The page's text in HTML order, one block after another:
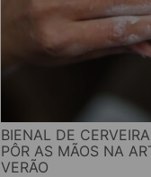
BIENAL DE
PÔR AS MÃOS NA
VERÃO